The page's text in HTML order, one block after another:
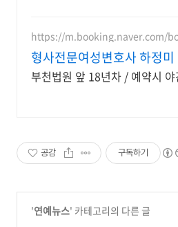
https://m.booking.naver.com/
47504
형사전문여성변호사 하정미
부천법원 앞 18년차 / 예약시
공감 구독하기
'연예뉴스' 카테고리의 다른 글